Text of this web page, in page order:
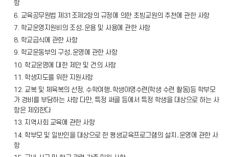
항
6. 교육공무원법 제31조제2항의 규정에 의한 초빙교원의 추천에 관한 사항
7. 학교운영지원비의 조성․운용 및 사용에 관한 사항
8. 학교급식에 관한 사항
9. 학교운동부의 구성․운영에 관한 사항
10. 학교운영에 대한 제안 및 건의 사항
11. 학생지도를 위한 지원사항
12. 교복 및 체육복의 선정, 수학여행․학생야영수련(학생 수련 활동)등 학부모
가 경비를 부담하는 사항 다만, 특정 써클 등에서 특정 학생을 대상으로 하는 사
항은 제외한다
13. 지역사회 교육에 관한 사항
14. 학부모 및 일반인을 대상으로 한 평생교육프로그램의 설치․운영에 관한 사
항